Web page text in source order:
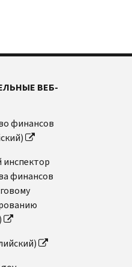
ВЕБ-
финансов
инспектор
финансов